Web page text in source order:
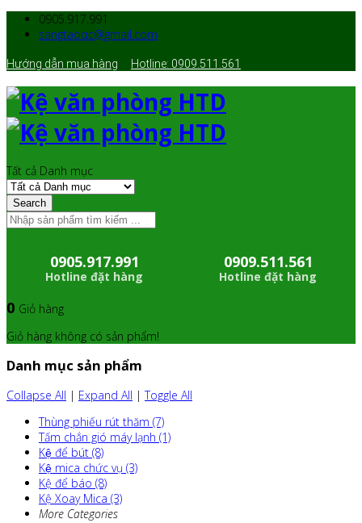
0905.917.991
sangtaoqc@gmail.com
Hướng dẫn mua hàng Hotline: 0909.511.561
Tất cả Danh mục
Search
0905.917.991
Hotline đặt hàng
0909.511.561
Hotline đặt hàng
0 Giỏ hàng
Giỏ hàng không có sản phẩm!
Danh mục sản phẩm
Collapse All | Expand All |Toggle All
Thùng phiếu rút thăm (7)
Tấm chắn gió máy lạnh (1)
Kệ để bút (8)
Kệ mica chức vụ (3)
Kệ để báo (8)
Kệ Xoay Mica (3)
More Categories